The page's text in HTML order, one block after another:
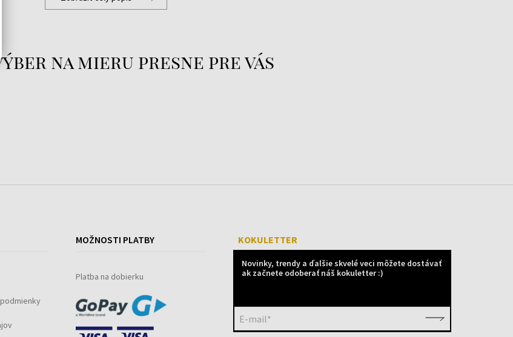
na mieru presne pre vás
MOŽNOSTI PLATBY
Platba na dobierku
KOKULETTER
Novinky, trendy a ďalšie skvelé veci môžete dostávať
ak začnete odoberať náš kokuletter :)
E-mail*